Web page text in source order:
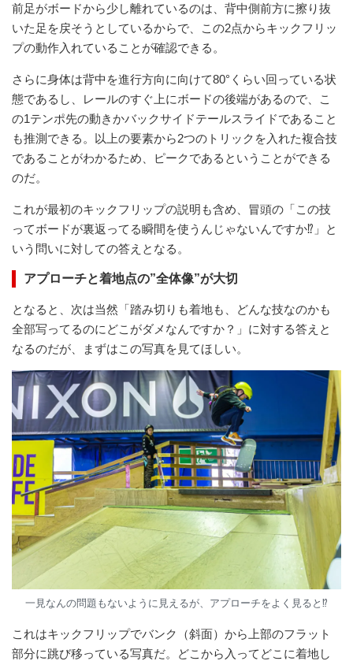
前足がボードから少し離れているのは、背中側前方に擦り抜
いた足を戻そうとしているからで、この2点からキックフリッ
プの動作入れていることが確認できる。
さらに身体は背中を進行方向に向けて80°くらい回っている状
態であるし、レールのすぐ上にボードの後端があるので、こ
の1テンポ先の動きかバックサイドテールスライドであること
も推測できる。以上の要素から2つのトリックを入れた複合技
であることがわかるため、ピークであるということができる
のだ。
これが最初のキックフリップの説明も含め、冒頭の「この技
ってボードが裏返ってる瞬間を使うんじゃないんですか⁉︎」と
いう問いに対しての答えとなる。
アプローチと着地点の”全体像”が大切
となると、次は当然「踏み切りも着地も、どんな技なのかも
全部写ってるのにどこがダメなんですか？」に対する答えと
なるのだが、まずはこの写真を見てほしい。
一見なんの問題もないように見えるが、アプローチをよく見ると⁉︎
これはキックフリップでバンク（斜面）から上部のフラット
部分に跳び移っている写真だ。どこから入ってどこに着地し